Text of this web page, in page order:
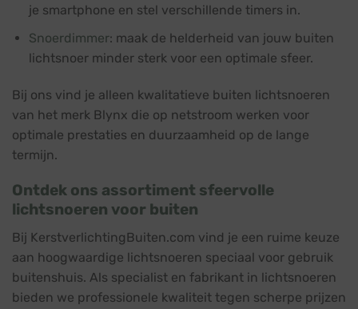
je smartphone en stel verschillende timers in.
Snoerdimmer: maak de helderheid van jouw buiten
lichtsnoer minder sterk voor een optimale sfeer.
Bij ons vind je alleen kwalitatieve buiten lichtsnoeren
van het merk Blynx die op netstroom werken voor
optimale prestaties en duurzaamheid op de lange
termijn.
Ontdek ons assortiment sfeervolle
lichtsnoeren voor buiten
Bij KerstverlichtingBuiten.com vind je een ruime keuze
aan hoogwaardige lichtsnoeren speciaal voor gebruik
buitenshuis. Als specialist en fabrikant in lichtsnoeren
bieden we professionele kwaliteit tegen scherpe prijzen